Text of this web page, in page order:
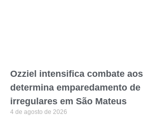
Ozziel intensifica combate
determina emparedamento de
irregulares em São Mateus
4 de agosto de 2026